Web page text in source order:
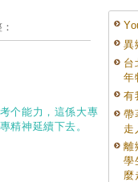
个能力，這係大專
精神延續下去。
異
台
年
有
帶
走
離
學
麼